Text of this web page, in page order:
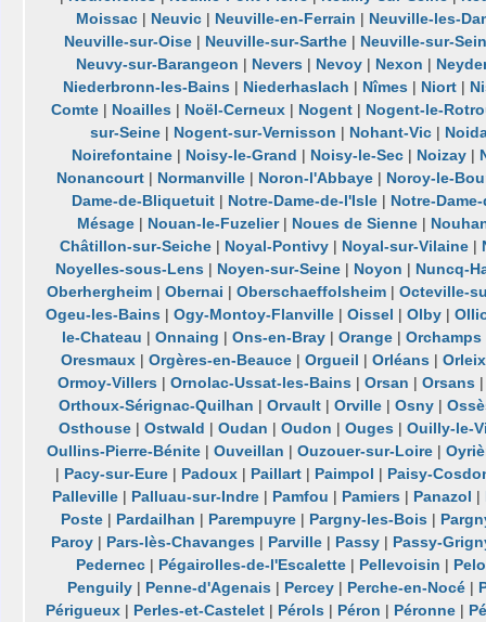
Moissac| Neuvic| Neuville-en-Ferrain | Neuville-les-
Neuville-sur-Oise | Neuville-sur-Sarthe | Neuville-sur-
Neuvy-sur-Barangeon | Nevers | Nevoy | Nexon |
Niederbronn-les-Bains| Niederhaslach | Nîmes| Niort|
Comte| Noailles| Noël-Cerneux| Nogent| Nogent-le-
sur-Seine| Nogent-sur-Vernisson | Nohant-Vic|
Noirefontaine | Noisy-le-Grand | Noisy-le-Sec | Noizay |
Nonancourt | Normanville | Noron-l'Abbaye | Noroy-le-
Dame-de-Bliquetuit | Notre-Dame-de-l'Isle | Notre-
Mésage | Nouan-le-Fuzelier| Noues de Sienne |
Châtillon-sur-Seiche | Noyal-Pontivy | Noyal-sur-Vilaine |
Noyelles-sous-Lens | Noyen-sur-Seine | Noyon | Nuncq-
Oberhergheim |Obernai |Oberschaeffolsheim |Octeville-
Ogeu-les-Bains |Ogy-Montoy-Flanville |Oissel |Olby |
le-Chateau | Onnaing | Ons-en-Bray| Orange| Orchamps
Oresmaux| Orgères-en-Beauce| Orgueil | Orléans| Orleix
Ormoy-Villers |Ornolac-Ussat-les-Bains |Orsan |Orsans
Orthoux-Sérignac-Quilhan | Orvault| Orville| Osny|
Osthouse |Ostwald |Oudan |Oudon |Ouges |Ouilly-le-
Oullins-Pierre-Bénite| Ouveillan | Ouzouer-sur-Loire|
| Pacy-sur-Eure| Padoux| Paillart| Paimpol | Paisy-
Palleville | Palluau-sur-Indre | Pamfou | Pamiers | Panazol |
Poste| Pardailhan | Parempuyre| Pargny-les-Bois|
Paroy | Pars-lès-Chavanges | Parville | Passy | Passy-
Pedernec | Pégairolles-de-l'Escalette | Pellevoisin |
Penguily | Penne-d'Agenais | Percey | Perche-en-Nocé |
Périgueux | Perles-et-Castelet | Pérols | Péron | Péronne |